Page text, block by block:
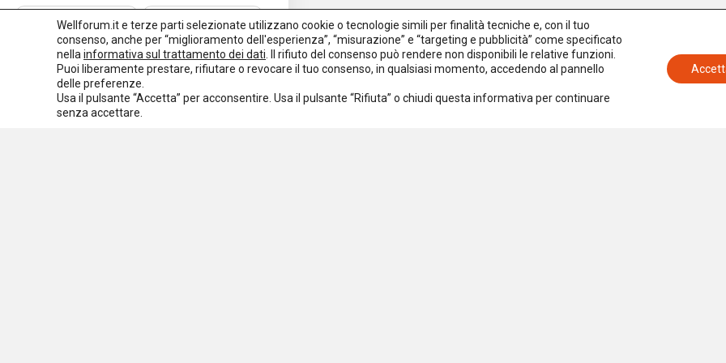
Normativa europea
Rassegna normativa
I seminari di Welforum
Eventi
Spazio ai promotori
Wellforum.it e terze parti selezionate utilizzano cookie o tecnologie simili per finalità tecniche e, con il tuo
consenso, anche per “miglioramento dell'esperienza”, “misurazione” e “targeting e pubblicità” come specificato
nella informativa sul trattamento dei dati . Il rifiuto del consenso può rendere non disponibili le relative funzioni.
Puoi liberamente prestare, rifiutare o revocare il tuo consenso, in qualsiasi momento, accedendo al pannello
delle preferenze.
Usa il pulsante “Accetta” per acconsentire. Usa il pulsante “Rifiuta” o chiudi questa informativa per continuare
senza accettare.